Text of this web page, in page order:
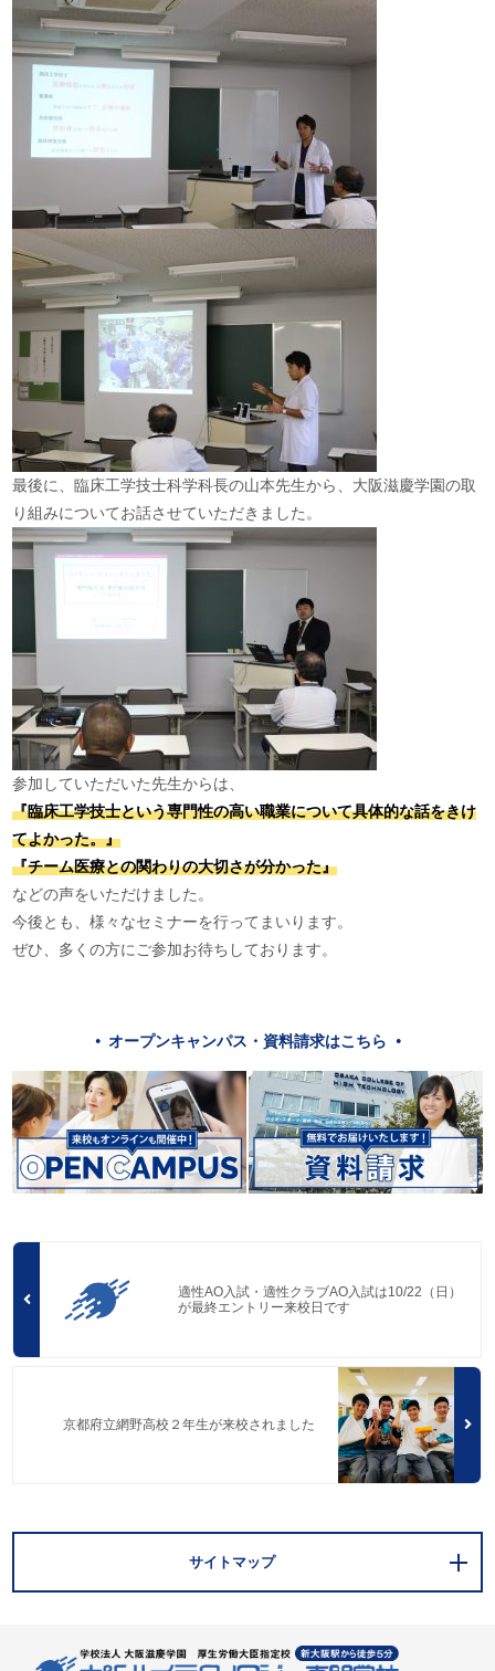
最後に、臨床工学技士科学科長の山本先生から、大阪滋慶学園の取
り組みについてお話させていただきました。
参加していただいた先生からは、
『臨床工学技士という専門性の高い職業について具体的な話をきけ
てよかった。』
『チーム医療との関わりの大切さが分かった』
などの声をいただけました。
今後とも、様々なセミナーを行ってまいります。
ぜひ、多くの方にご参加お待ちしております。
オープンキャンパス・資料請求はこちら
適性AO入試・適性クラブAO入試は10/22（日）
が最終エントリー来校日です
京都府立網野高校２年生が来校されました
サイトマップ